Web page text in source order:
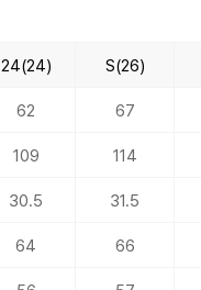
24(24) S(26)
62 67
109 114
30.5 31.5
64 66